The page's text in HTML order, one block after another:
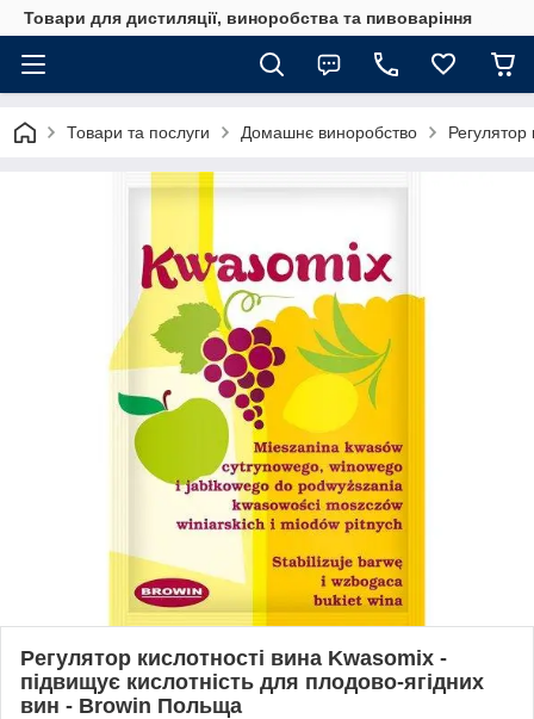
Товари для дистиляції, виноробства та пивоваріння
Товари та послуги Домашнє виноробство
Регулятор кислотності вина Kwasomix -
підвищує кислотність для плодово-ягідних
вин - Browin Польща